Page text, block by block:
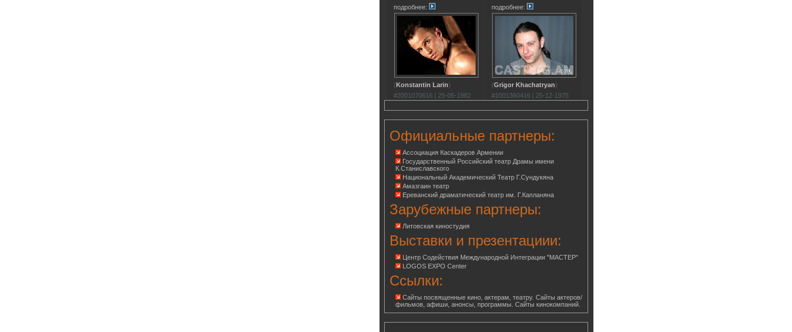
подробнее:
(Konstantin Larin)
#2001070616 | 25-05-1982
подробнее:
(Grigor Khachatryan)
#1001360416 | 25-12-1975
Официальные партнеры:
Ассоциация Каскадеров Армении
Государственный Российский театр Драмы имени
К.Станиславского
Национальный Академический Театр Г.Сундукяна
Амазгаин театр
Ереванский драматический театр им. Г.Капланяна
Зарубежные партнеры:
Литовская киностудия
Выставки и презентациии:
Центр Содействия Международной Интеграции "МАСТЕР"
LOGOS EXPO Center
Ссылки:
Сайты посвященные кино, актерам, театру. Сайты актеров/
фильмов, афиши, анонсы, программы. Сайты кинокомпаний.